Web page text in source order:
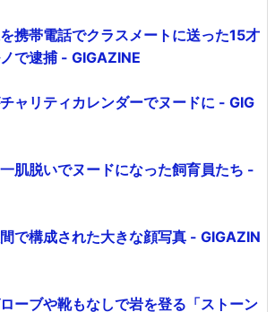
携帯電話でクラスメートに送った15才
で逮捕 - GIGAZINE
ャリティカレンダーでヌードに - GIG
肌脱いでヌードになった飼育員たち -
で構成された大きな顔写真 - GIGAZIN
ーブや靴もなしで岩を登る「ストーン